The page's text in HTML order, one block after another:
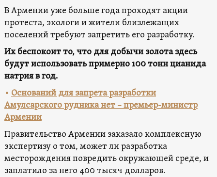
В Армении уже больше года проходят акции
протеста, экологи и жители близлежащих
поселений требуют запретить его разработку.
Их беспокоит то, что для добычи золота здесь
будут использовать примерно 100 тонн цианида
натрия в год.
• Оснований для запрета разработки
Амулсарского рудника нет – премьер-министр
Армении
Правительство Армении заказало комплексную
экспертизу о том, может ли разработка
месторождения повредить окружающей среде, и
заплатило за него 400 тысяч долларов.